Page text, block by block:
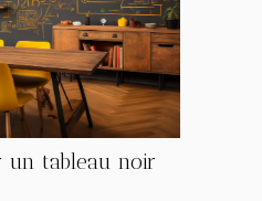
tableau noir